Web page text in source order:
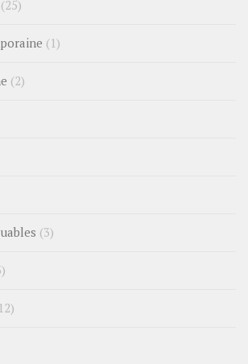
(25)
(1)
(2)
(3)